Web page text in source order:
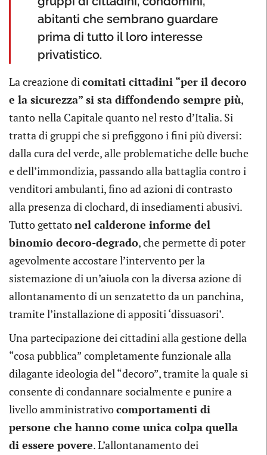
abitanti che sembrano guardare
prima di tutto il loro interesse
privatistico.
La creazione dicomitati cittadini “per il decoro
e la sicurezza” si sta diffondendo sempre più,
tanto nella Capitale quanto nel resto d’Italia. Si
tratta di gruppi che si prefiggono i fini più diversi:
dalla cura del verde, alle problematiche delle buche
e dell’immondizia, passando alla battaglia contro i
venditori ambulanti, fino ad azioni di contrasto
alla presenza di clochard, di insediamenti abusivi.
Tutto gettatonel calderone informe del
binomio decoro-degrado, che permette di poter
agevolmente accostare l’intervento per la
sistemazione di un’aiuola con la diversa azione di
allontanamento di un senzatetto da un panchina,
tramite l’installazione di appositi ‘dissuasori’.
Una partecipazione dei cittadini alla gestione della
“cosa pubblica” completamente funzionale alla
dilagante ideologia del “decoro”, tramite la quale si
consente di condannare socialmente e punire a
livello amministrativocomportamenti di
persone che hanno come unica colpa quella
di essere povere. L’allontanamento dei